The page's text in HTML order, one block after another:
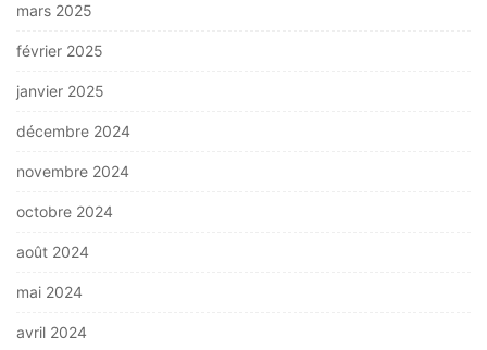
mars 2025
février 2025
janvier 2025
décembre 2024
novembre 2024
octobre 2024
août 2024
mai 2024
avril 2024